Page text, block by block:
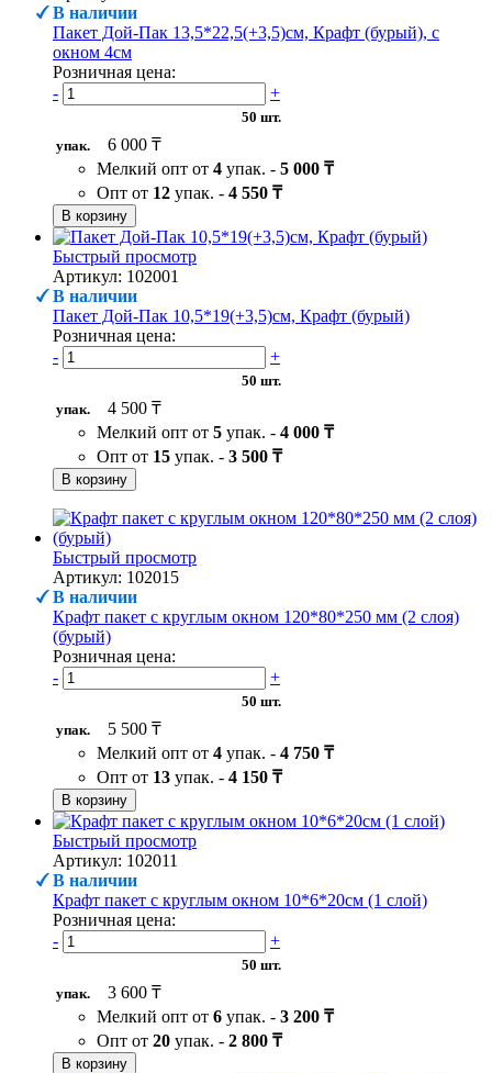
В наличии
Пакет Дой-Пак 13,5*22,5(+3,5)см, Крафт (бурый), с
окном 4см
Розничная цена:
-
+
50 шт.
упак.
6 000 ₸
Мелкий опт от 4 упак. - 5 000 ₸
Опт от 12 упак. - 4 550 ₸
В корзину
Быстрый просмотр
Артикул: 102001
В наличии
Пакет Дой-Пак 10,5*19(+3,5)см, Крафт (бурый)
Розничная цена:
-
+
50 шт.
упак.
4 500 ₸
Мелкий опт от 5 упак. - 4 000 ₸
Опт от 15 упак. - 3 500 ₸
В корзину
Быстрый просмотр
Артикул: 102015
В наличии
Крафт пакет с круглым окном 120*80*250 мм (2 слоя)
(бурый)
Розничная цена:
-
+
50 шт.
упак.
5 500 ₸
Мелкий опт от 4 упак. - 4 750 ₸
Опт от 13 упак. - 4 150 ₸
В корзину
Быстрый просмотр
Артикул: 102011
В наличии
Крафт пакет с круглым окном 10*6*20см (1 слой)
Розничная цена:
-
+
50 шт.
упак.
3 600 ₸
Мелкий опт от 6 упак. - 3 200 ₸
Опт от 20 упак. - 2 800 ₸
В корзину